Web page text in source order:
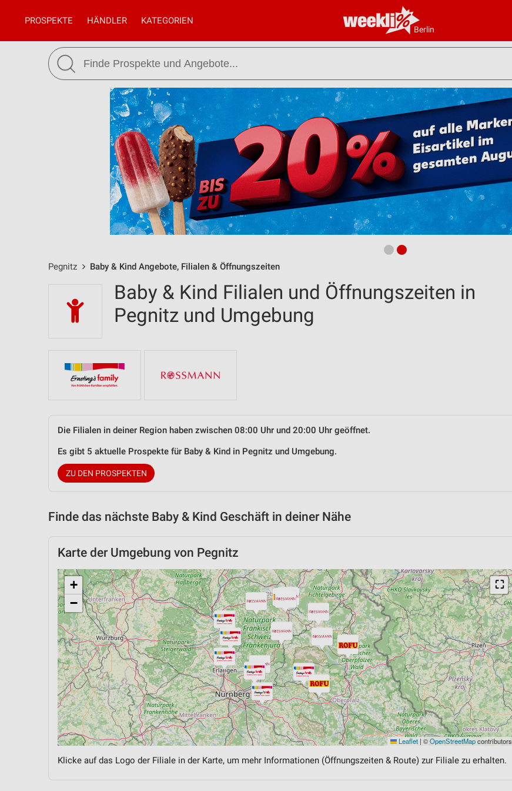
Berlin
PROSPEKTE HÄNDLER KATEGORIEN
Pegnitz Baby & Kind Angebote, Filialen & Öffnungszeiten
Baby & Kind Filialen und Öffnungszeiten in
Pegnitz und Umgebung
Die Filialen in deiner Region haben zwischen 08:00 Uhr und 20:00 Uhr geöffnet.
Es gibt 5 aktuelle Prospekte für Baby & Kind in Pegnitz und Umgebung.
ZU DEN PROSPEKTEN
Finde das nächste Baby & Kind Geschäft in deiner Nähe
Karte der Umgebung von Pegnitz
⛶
+
−
Leaflet | ©OpenStreetMapcontributors
Klicke auf das Logo der Filiale in der Karte, um mehr Informationen (Öffnungszeiten & Route) zur Filiale zu erhalten.